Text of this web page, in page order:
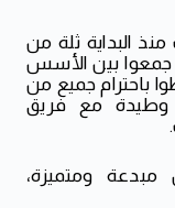
البداية ثلة من
جمعوا بين الأسس
باحترام جميع من
مع فريق
ومتميزة،